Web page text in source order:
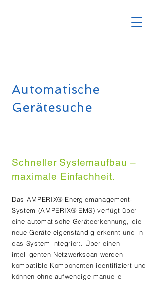
Automatische
Gerätesuche
Schneller Systemaufbau –
maximale Einfachheit.
Das AMPERIX® Energiemanagement-
System (AMPERIX® EMS) verfügt über
eine automatische Geräteerkennung, die
neue Geräte eigenständig erkennt und in
das System integriert. Über einen
intelligenten Netzwerkscan werden
kompatible Komponenten identifiziert und
können ohne aufwendige manuelle